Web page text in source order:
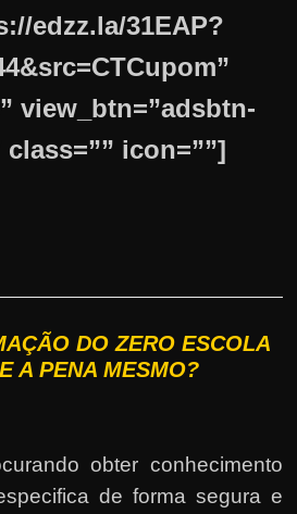
edzz.la/31EAP?
view_btn=”adsbtn-
icon=””]
DO ZERO ESCOLA
A PENA MESMO?
obter conhecimento
de forma segura e